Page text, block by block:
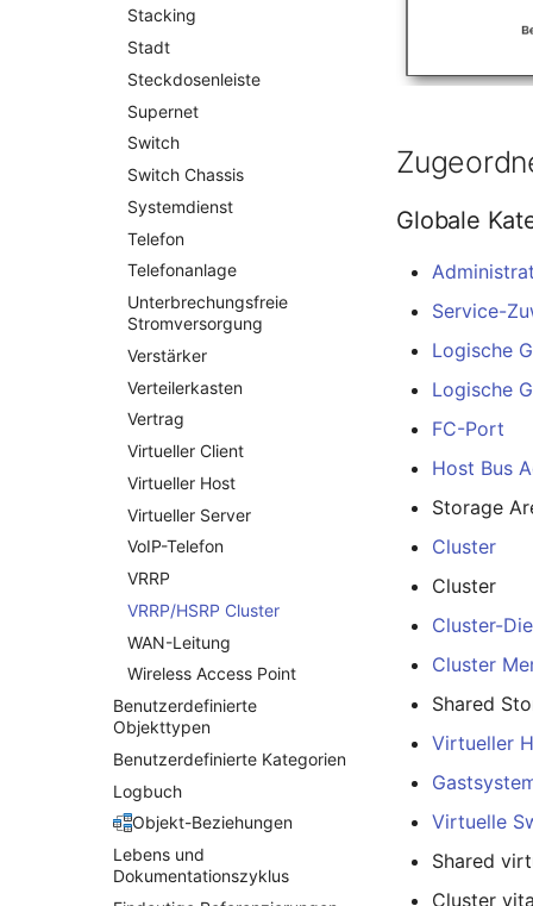
Logische Geräte (Client)
Logische Geräte (LDEV
Server)
Logische Netzwerkports
Mobilfunk
Modell
Monitor
Netz
Netzbereiche
Netzwerk
Netzwerk-Interface
Netzwerk-Listener
Netzwerkport
Netzwerkverbindungen
Notfallplanzuweisung
Objektbild
Organisation
PDU
Personen
Personengruppen
Personengruppen Mitglieder
RAID-Verbund
Raum
Rechenressourcen
Rechnung
Remote Management
Controller
Routing
Stacking
Stadt
Steckdosenleiste
Supernet
Switch
Switch Chassis
Systemdienst
Telefon
Telefonanlage
Unterbrechungsfreie
Stromversorgung
Verstärker
Verteilerkasten
Vertrag
Virtueller Client
Virtueller Host
Virtueller Server
VoIP-Telefon
VRRP
VRRP/HSRP Cluster
WAN-Leitung
Wireless Access Point
Benutzerdefinierte
Objekttypen
Benutzerdefinierte Kategorien
Logbuch
Objekt-Beziehungen
Lebens und
Dokumentationszyklus
Globale
Service-
Logische
Logische
FC-Port
Host Bus
Storage
Cluster
Cluster
Cluster-
Cluster
Shared
Virtueller
Virtuelle
Shared
Cluster